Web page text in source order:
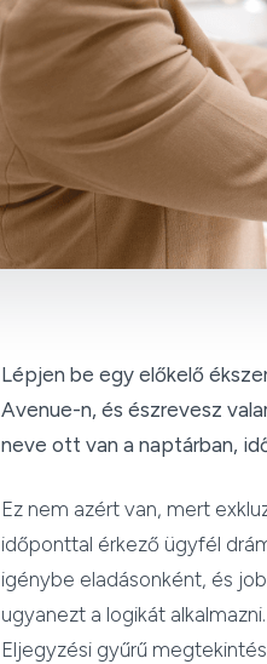
Lépjen be egy előkelő
Avenue-n, és észrevesz
neve ott van a naptárban,
Ez nem azért van, mert
időponttal érkező ügyfél
igénybe eladásonként, és
ugyanezt a logikát
Eljegyzési gyűrű